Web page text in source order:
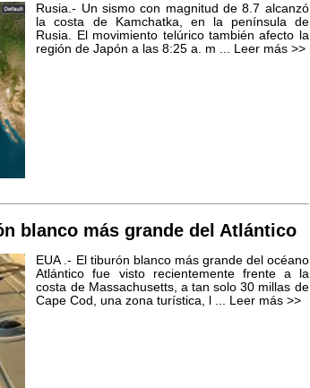
Rusia.- Un sismo con magnitud de 8.7 alcanzó
la costa de Kamchatka, en la península de
Rusia. El movimiento telúrico también afecto la
región de Japón a las 8:25 a. m ... Leer más >>
blanco más grande del Atlántico
EUA .- El tiburón blanco más grande del océano
Atlántico fue visto recientemente frente a la
costa de Massachusetts, a tan solo 30 millas de
Cape Cod, una zona turística, l ... Leer más >>